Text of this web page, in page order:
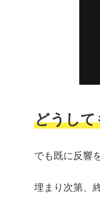
どうして
でも既に反響
埋まり次第、